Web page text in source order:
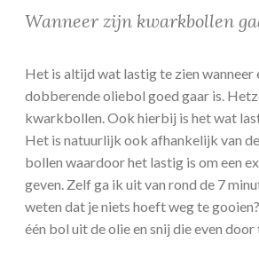
Wanneer zijn kwarkbollen
Het is altijd wat lastig te zien wanneer
dobberende oliebol goed gaar is.
kwarkbollen. Ook hierbij is het wat
Het is natuurlijk ook afhankelijk van
bollen waardoor het lastig is om een
geven. Zelf ga ik uit van rond de 7
weten dat je niets hoeft weg te
één bol uit de olie en snij die even